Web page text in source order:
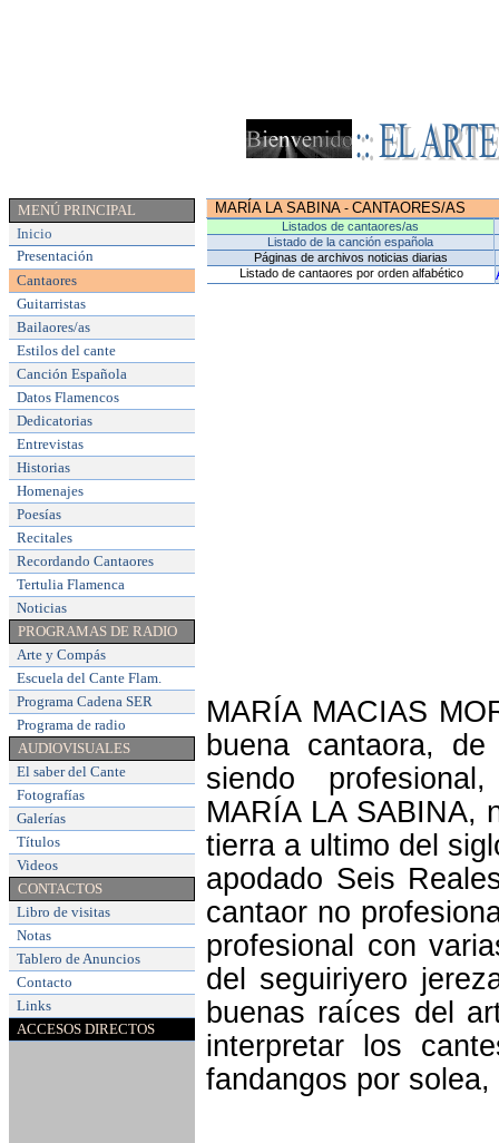
MENÚ PRINCIPAL
Inicio
Presentación
Cantaores
Guitarristas
Bailaores/as
Estilos del cante
Canción Española
Datos Flamencos
Dedicatorias
Entrevistas
Historias
Homenajes
Poesías
Recitales
Recordando Cantaores
Tertulia Flamenca
Noticias
PROGRAMAS DE RADIO
Arte y Compás
Escuela del Cante Flam.
Programa Cadena SER
Programa de radio
AUDIOVISUALES
El saber del Cante
Fotografías
Galerías
Títulos
Videos
CONTACTOS
Libro de visitas
Notas
Tablero de Anuncios
Contacto
Links
ACCESOS DIRECTOS
MARÍA LA SABINA -CANTAORES/AS
Listados de cantaores/as
Listado de la canción española
Páginas de archivos noticias diarias
Listado de cantaores por orden alfabético
MARÍA MACIAS
buena cantaora,
siendo
MARÍA LA SABINA,
tierra a ultimo del
apodado Seis
cantaor no
profesional con
del seguiriyero
buenas raíces del
interpretar los
fandangos por